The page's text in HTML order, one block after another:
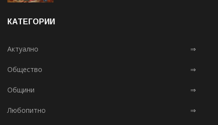
КАТЕГОРИИ
Актуално ⇒
Общество ⇒
Общини ⇒
Любопитно ⇒